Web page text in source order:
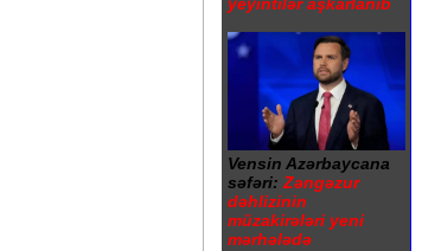
yeyintilər aşkarlanıb
Vensin Azərbaycana
səfəri: Zəngəzur
dəhlizinin
müzakirələri yeni
mərhələdə